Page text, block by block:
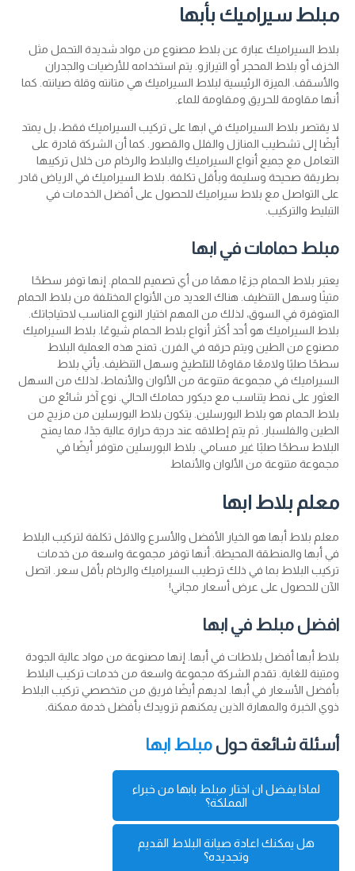
مبلط سيراميك بأبها
بلاط السيراميك عبارة عن بلاط مصنوع من مواد شديدة التحمل مثل
الخزف أو بلاط المحجر أو التيرازو. يتم استخدامه للأرضيات والجدران
والأسقف. الميزة الرئيسية لبلاط السيراميك هي متانته وقلة صيانته. كما
أنها مقاومة للحريق ومقاومة للماء.
لا يقتصر بلاط السيراميك في ابها على تركيب السيراميك فقط، بل يمتد
أيضًا إلى تشطيب المنازل والفلل والقصور. كما أن الشركة قادرة على
التعامل مع جميع أنواع السيراميك والبلاط والرخام من خلال تركيبها
بطريقة صحيحة وسليمة وبأقل تكلفة. بلاط السيراميك في الرياض قادر
على التواصل مع بلاط سيراميك للحصول على أفضل الخدمات في
التبليط والتركيب.
مبلط حمامات في ابها
يعتبر بلاط الحمام جزءًا مهمًا من أي تصميم للحمام. إنها توفر سطحًا
متينًا وسهل التنظيف. هناك العديد من الأنواع المختلفة من بلاط الحمام
المتوفرة في السوق، لذلك من المهم اختيار النوع المناسب لاحتياجاتك.
بلاط السيراميك هو أحد أكثر أنواع بلاط الحمام شيوعًا. بلاط السيراميك
مصنوع من الطين ويتم حرقه في الفرن. تمنح هذه العملية البلاط
سطحًا صلبًا ولامعًا مقاومًا للتلطيخ وسهل التنظيف. يأتي بلاط
السيراميك في مجموعة متنوعة من الألوان والأنماط، لذلك من السهل
العثور على نمط يتناسب مع ديكور حمامك الحالي. نوع آخر شائع من
بلاط الحمام هو بلاط البورسلين. يتكون بلاط البورسلين من مزيج من
الطين والفلسبار. ثم يتم إطلاقه عند درجة حرارة عالية جدًا، مما يمنح
البلاط سطحًا صلبًا غير مسامي. بلاط البورسلين متوفر أيضًا في
مجموعة متنوعة من الألوان والأنماط
معلم بلاط ابها
معلم بلاط أبها هو الخيار الأفضل والأسرع والاقل تكلفة لتركيب البلاط
في أبها والمنطقة المحيطة. أنها توفر مجموعة واسعة من خدمات
تركيب البلاط بما في ذلك ترطيب السيراميك والرخام بأقل سعر. اتصل
الآن للحصول على عرض أسعار مجاني!
افضل مبلط في ابها
بلاط أبها أفضل بلاطات في أبها. إنها مصنوعة من مواد عالية الجودة
ومتينة للغاية. تقدم الشركة مجموعة واسعة من خدمات تركيب البلاط
بأفضل الأسعار في أبها. لديهم أيضًا فريق من متخصصي تركيب البلاط
ذوي الخبرة والمهارة الذين يمكنهم تزويدك بأفضل خدمة ممكنة.
أسئلة شائعة حول مبلط ابها
لماذا يفضل ان اختار مبلط بابها من خبراء
المملكة؟
لان موقع خبراء المملكة قام بالتواصل مع كل فرد
او شركة تم ادراج رقمة بالموقع لضمان جودة
الخدمة المقدمة منه وننصحك بالاتصال بأكثر من
هل يمكنك اعادة صيانة البلاط القديم
وتجديده؟